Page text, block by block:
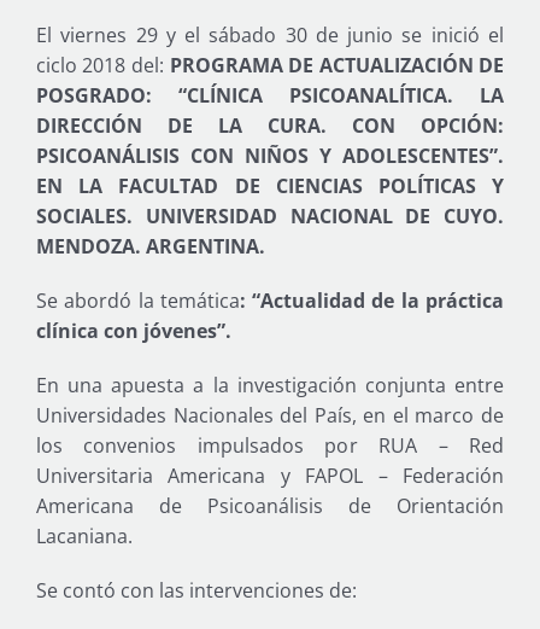
El viernes 29 y el sábado 30 de junio se inició el
ciclo 2018 del: PROGRAMA DE ACTUALIZACIÓN DE
POSGRADO: “CLÍNICA PSICOANALÍTICA. LA
DIRECCIÓN DE LA CURA. CON OPCIÓN:
PSICOANÁLISIS CON NIÑOS Y ADOLESCENTES”.
EN LA FACULTAD DE CIENCIAS POLÍTICAS Y
SOCIALES. UNIVERSIDAD NACIONAL DE CUYO.
MENDOZA. ARGENTINA.
Se abordó la temática: “Actualidad de la práctica
clínica con jóvenes”.
En una apuesta a la investigación conjunta entre
Universidades Nacionales del País, en el marco de
los convenios impulsados por RUA – Red
Universitaria Americana y FAPOL – Federación
Americana de Psicoanálisis de Orientación
Lacaniana.
Se contó con las intervenciones de: